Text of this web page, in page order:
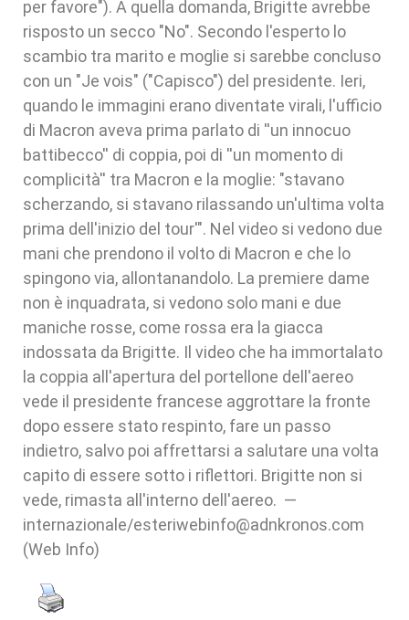
per favore"). A quella domanda, Brigitte avrebbe
risposto un secco "No". Secondo l'esperto lo
scambio tra marito e moglie si sarebbe concluso
con un "Je vois" ("Capisco") del presidente. Ieri,
quando le immagini erano diventate virali, l'ufficio
di Macron aveva prima parlato di ''un innocuo
battibecco'' di coppia, poi di ''un momento di
complicità'' tra Macron e la moglie: "stavano
scherzando, si stavano rilassando un'ultima volta
prima dell'inizio del tour'". Nel video si vedono due
mani che prendono il volto di Macron e che lo
spingono via, allontanandolo. La premiere dame
non è inquadrata, si vedono solo mani e due
maniche rosse, come rossa era la giacca
indossata da Brigitte. Il video che ha immortalato
la coppia all'apertura del portellone dell'aereo
vede il presidente francese aggrottare la fronte
dopo essere stato respinto, fare un passo
indietro, salvo poi affrettarsi a salutare una volta
capito di essere sotto i riflettori. Brigitte non si
vede, rimasta all'interno dell'aereo. —
internazionale/esteriwebinfo@adnkronos.com
(Web Info)